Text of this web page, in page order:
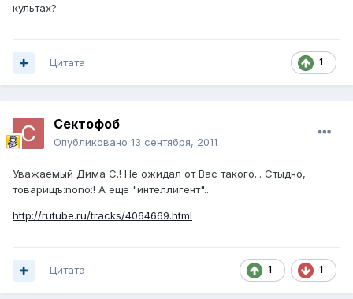
культах?
1
Цитата
Сектофоб
Опубликовано 13 сентября, 2011
Уважаемый Дима С.! Не ожидал от Вас такого... Стыдно,
товарищъ:nono:! А еще "интеллигент"...
http://rutube.ru/tracks/4064669.html
1 1
Цитата